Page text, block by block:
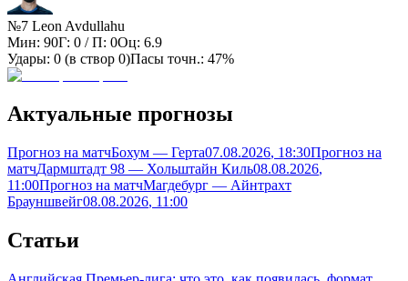
№7 Leon Avdullahu
Мин: 90Г: 0 / П: 0Оц: 6.9
Удары: 0 (в створ 0)Пасы точн.: 47%
Актуальные прогнозы
Прогноз на матчБохум — Герта07.08.2026, 18:30Прогноз на
матчДармштадт 98 — Хольштайн Киль08.08.2026,
11:00Прогноз на матчМагдебург — Айнтрахт
Брауншвейг08.08.2026, 11:00
Статьи